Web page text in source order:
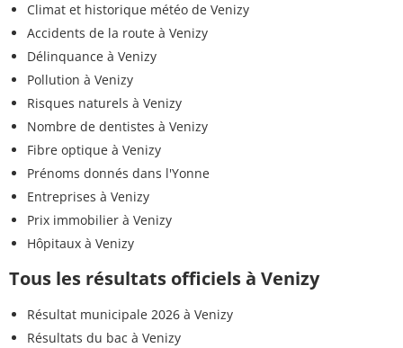
Climat et historique météo de Venizy
Accidents de la route à Venizy
Délinquance à Venizy
Pollution à Venizy
Risques naturels à Venizy
Nombre de dentistes à Venizy
Fibre optique à Venizy
Prénoms donnés dans l'Yonne
Entreprises à Venizy
Prix immobilier à Venizy
Hôpitaux à Venizy
Tous les résultats officiels à Venizy
Résultat municipale 2026 à Venizy
Résultats du bac à Venizy